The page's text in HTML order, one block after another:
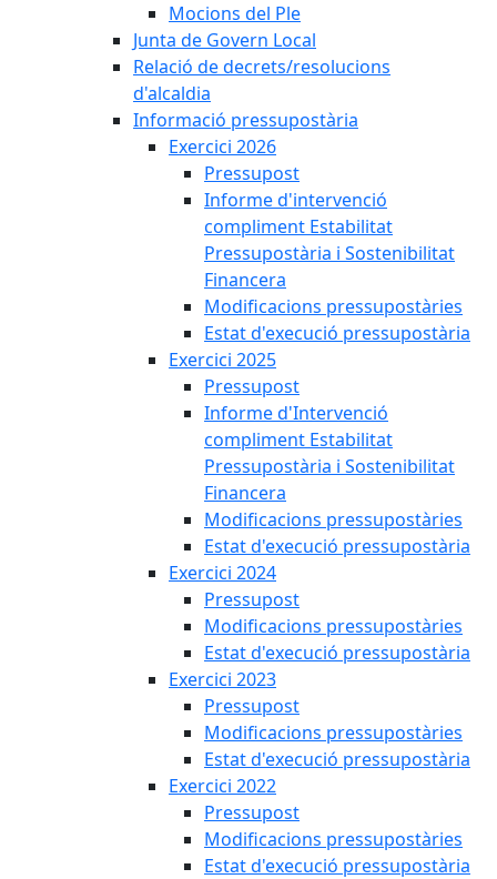
Mocions del Ple
Junta de Govern Local
Relació de decrets/resolucions
d'alcaldia
Informació pressupostària
Exercici 2026
Pressupost
Informe d'intervenció
compliment Estabilitat
Pressupostària i Sostenibilitat
Financera
Modificacions pressupostàries
Estat d'execució pressupostària
Exercici 2025
Pressupost
Informe d'Intervenció
compliment Estabilitat
Pressupostària i Sostenibilitat
Financera
Modificacions pressupostàries
Estat d'execució pressupostària
Exercici 2024
Pressupost
Modificacions pressupostàries
Estat d'execució pressupostària
Exercici 2023
Pressupost
Modificacions pressupostàries
Estat d'execució pressupostària
Exercici 2022
Pressupost
Modificacions pressupostàries
Estat d'execució pressupostària